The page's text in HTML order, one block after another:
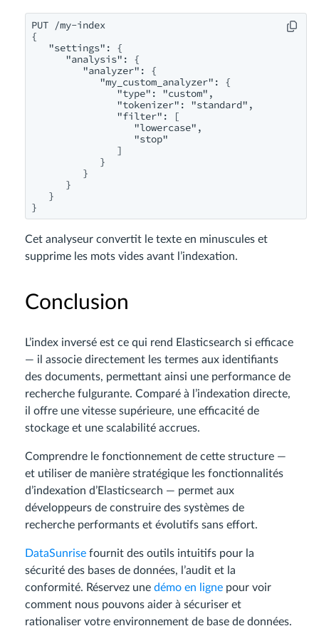
PUT /my-index
{
   "settings": {
      "analysis": {
         "analyzer": {
            "my_custom_analyzer": {
               "type": "custom",
               "tokenizer": "standard",
               "filter": [
                  "lowercase",
                  "stop"
               ]
            }
         }
      }
   }
Cet analyseur convertit le texte en minuscules et
supprime les mots vides avant l’indexation.
Conclusion
L’index inversé est ce qui rend Elasticsearch si efficace
— il associe directement les termes aux identifiants
des documents, permettant ainsi une performance de
recherche fulgurante. Comparé à l’indexation directe,
il offre une vitesse supérieure, une efficacité de
stockage et une scalabilité accrues.
Comprendre le fonctionnement de cette structure —
et utiliser de manière stratégique les fonctionnalités
d’indexation d’Elasticsearch — permet aux
développeurs de construire des systèmes de
recherche performants et évolutifs sans effort.
DataSunrise fournit des outils intuitifs pour la
sécurité des bases de données, l’audit et la
conformité. Réservez une démo en ligne pour voir
comment nous pouvons aider à sécuriser et
rationaliser votre environnement de base de données.